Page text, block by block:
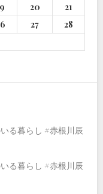
20
21
27
28
る暮らし #赤根川辰
る暮らし #赤根川辰